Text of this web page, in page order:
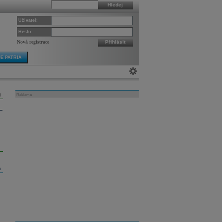
Hledej
Uživatel:
Heslo:
Nová registrace Přihlásit
PATRIA
Reklama